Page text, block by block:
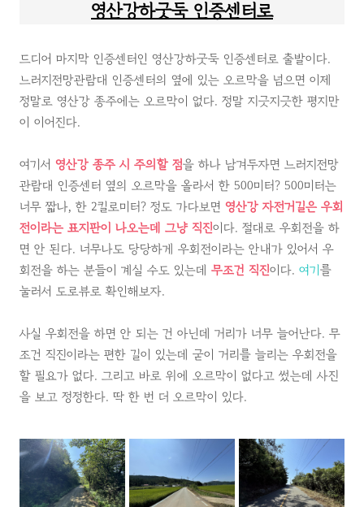
영산강하굿둑 인증센터로
드디어 마지막 인증센터인 영산강하굿둑 인증센터로 출발이다.
느러지전망관람대 인증센터의 옆에 있는 오르막을 넘으면 이제
정말로 영산강 종주에는 오르막이 없다. 정말 지긋지긋한 평지만
이 이어진다.
여기서 영산강 종주 시 주의할 점을 하나 남겨두자면 느러지전망
관람대 인증센터 옆의 오르막을 올라서 한 500미터? 500미터는
너무 짧나, 한 2킬로미터? 정도 가다보면 영산강 자전거길은 우회
전이라는 표지판이 나오는데 그냥 직진이다. 절대로 우회전을 하
면 안 된다. 너무나도 당당하게 우회전이라는 안내가 있어서 우
회전을 하는 분들이 계실 수도 있는데 무조건 직진이다. 여기 를
눌러서 도로뷰로 확인해보자.
사실 우회전을 하면 안 되는 건 아닌데 거리가 너무 늘어난다. 무
조건 직진이라는 편한 길이 있는데 굳이 거리를 늘리는 우회전을
할 필요가 없다. 그리고 바로 위에 오르막이 없다고 썼는데 사진
을 보고 정정한다. 딱 한 번 더 오르막이 있다.